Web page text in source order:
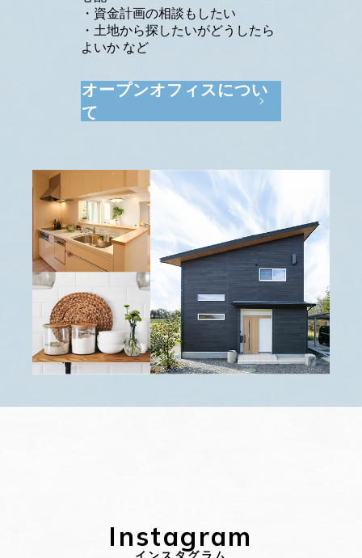
・資金計画の相談もしたい
・土地から探したいがどうしたら
よいか など
オープンオフィスについ
て
Instagram